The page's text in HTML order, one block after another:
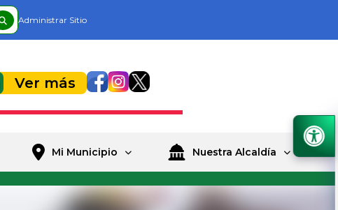
Administrar Sitio
Ver más
Mi Municipio Nuestra Alcaldía